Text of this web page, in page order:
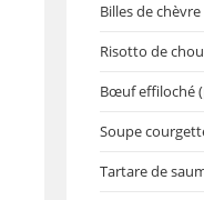
Billes de
Risotto de
Bœuf effiloché
Soupe
Tartare de